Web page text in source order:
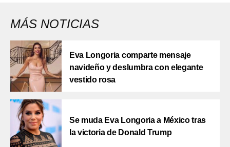
MÁS NOTICIAS
Eva Longoria comparte mensaje
navideño y deslumbra con elegante
vestido rosa
Se muda Eva Longoria a México tras
la victoria de Donald Trump